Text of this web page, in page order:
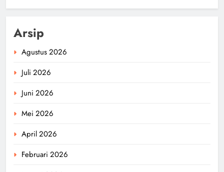
Arsip
Agustus 2026
Juli 2026
Juni 2026
Mei 2026
April 2026
Februari 2026